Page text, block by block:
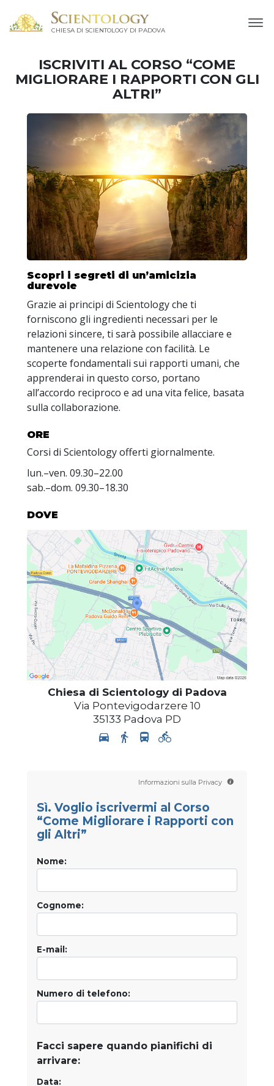
CHIESA DI SCIENTOLOGY DI PADOVA
ISCRIVITI AL CORSO “COME
MIGLIORARE I RAPPORTI CON GLI
ALTRI”
Scopri i segreti di un’amicizia
durevole
Grazie ai principi di Scientology che ti
forniscono gli ingredienti necessari per le
relazioni sincere, ti sarà possibile allacciare e
mantenere una relazione con facilità. Le
scoperte fondamentali sui rapporti umani, che
apprenderai in questo corso, portano
all’accordo reciproco e ad una vita felice, basata
sulla collaborazione.
ORE
Corsi di Scientology offerti giornalmente.
lun.–ven. 09.30–22.00
sab.–dom. 09.30–18.30
DOVE
Chiesa di Scientology di Padova
Via Pontevigodarzere 10
35133 Padova PD
Informazioni sulla Privacy
Sì. Voglio iscrivermi al Corso
“Come Migliorare i Rapporti con
gli Altri”
Nome:
Cognome:
E-mail:
Numero di telefono:
Facci sapere quando pianifichi di
arrivare:
Data: